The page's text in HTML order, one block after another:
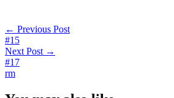
Post
navigation
← Previous Post
#15
Next Post →
#17
rm